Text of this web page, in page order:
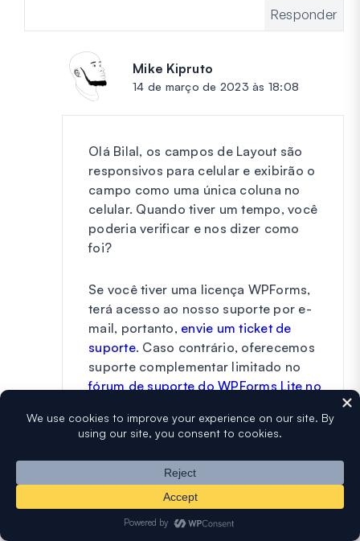
Responder
Mike Kipruto
14 de março de 2023 às 18:08
Olá Bilal, os campos de Layout são
responsivos para celular e exibirão o
campo como uma única coluna no
celular. Quando tiver um tempo, você
poderia verificar e nos dizer como
foi?
Se você tiver uma licença WPForms,
terá acesso ao nosso suporte por e-
mail, portanto, envie um ticket de
suporte. Caso contrário, oferecemos
suporte complementar limitado no
fórum de suporte do WPForms Lite no